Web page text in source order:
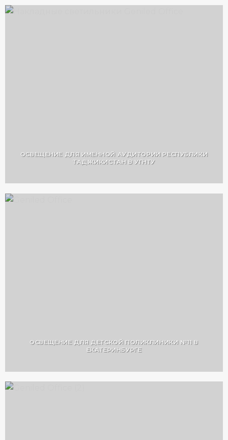
ОСВЕЩЕНИЕ ДЛЯ ИМЕННОЙ АУДИТОРИИ РЕСПУБЛИКИ
ТАДЖИКИСТАН В УГНТУ
ОСВЕЩЕНИЕ ДЛЯ ДЕТСКОЙ ПОЛИКЛИНИКИ №11 В
ЕКАТЕРИНБУРГЕ